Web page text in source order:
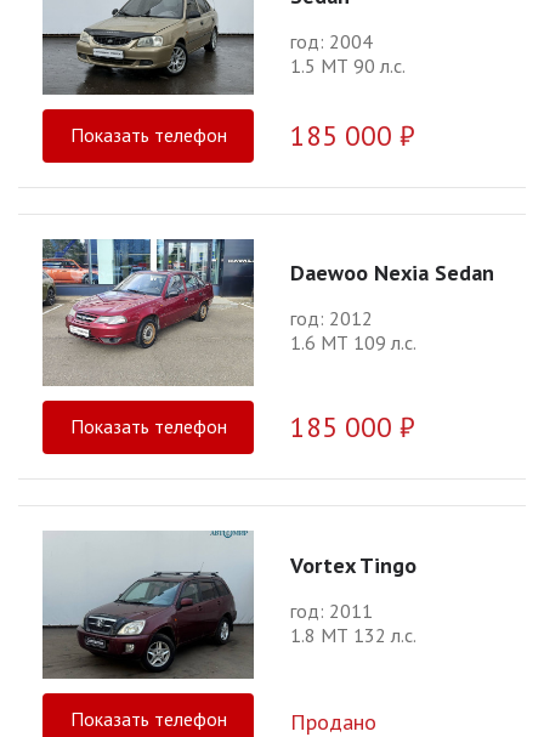
год: 2004
1.5 МТ 90 л.с.
Показать телефон 185 000 ₽
Daewoo Nexia Sedan
год: 2012
1.6 МТ 109 л.с.
Показать телефон 185 000 ₽
Vortex Tingo
год: 2011
1.8 МТ 132 л.с.
Показать телефон Продано